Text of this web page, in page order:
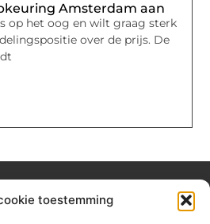
toestemming
Amsterdam aan
op het oog en wilt graag sterk
over de prijs. De